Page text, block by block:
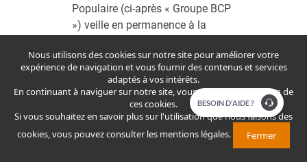
Populaire (ci-après « Groupe BCP
») veille en permanence à la
caractère personnel (ou données
personnelles) et au respect des
obligations qui s’imposent pour
la collecte, l’utilisation et la
conservation des données.
Nous utilisons des cookies sur notre site pour améliorer votre
expérience de navigation et vous fournir des contenus et services
adaptés à vos intérêts.
En continuant à naviguer sur notre site, vous acceptez l'utilisation de
ces cookies.
Si vous souhaitez en savoir plus sur l'utilisation que nous faisons des
cookies, vous pouvez consulter les mentions légales. Fermer
​​​BESOIN D'AIDE ?